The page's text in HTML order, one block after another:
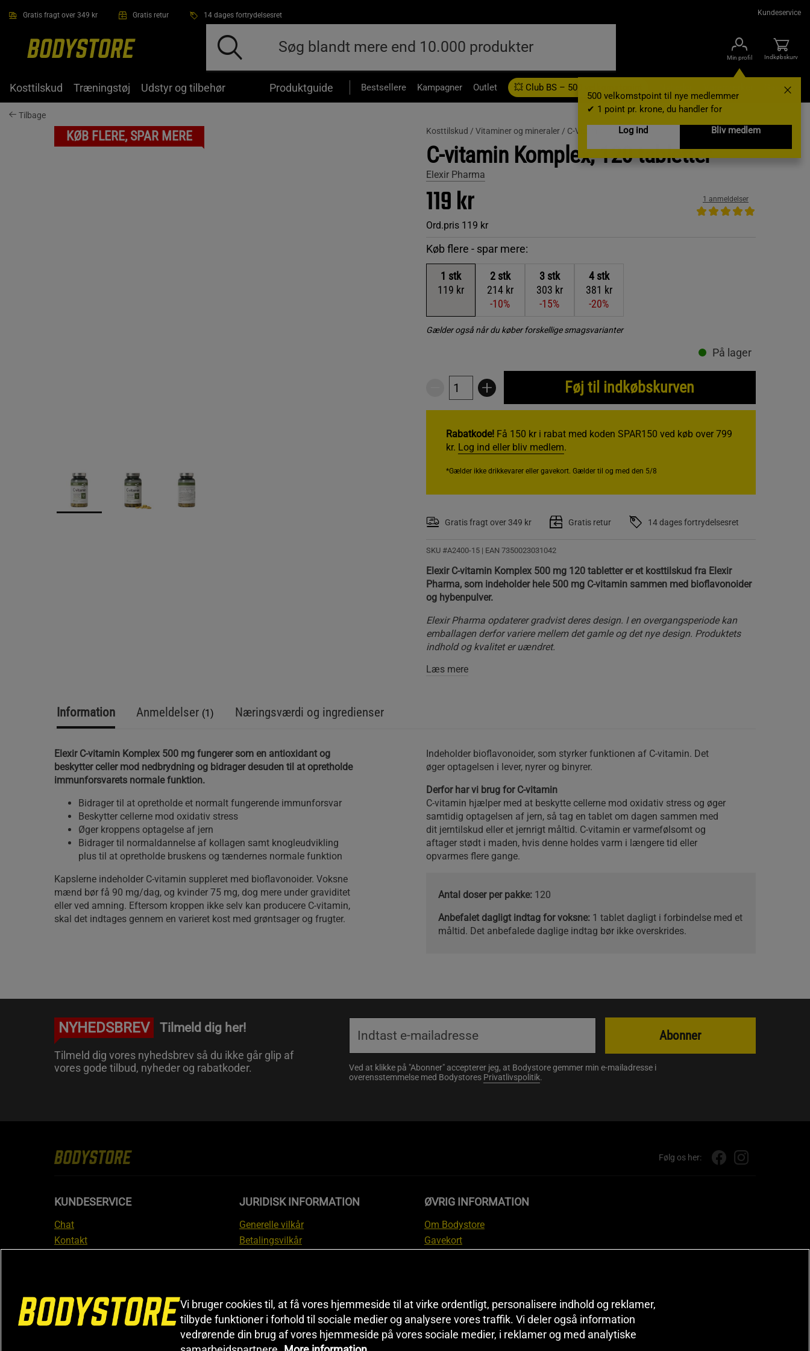
Gratis fragt over 349 kr Gratis retur 14 dages fortrydelsesret Kundeservice
Min profil
500 velkomstpoint til nye medlemmer
✔ 1 point pr. krone, du handler for
Log ind
Bliv medlem
Indkøbskurv
Kosttilskud Træningstøj Udstyr og tilbehør Produktguide Bestsellere Kampagner Outlet 💥 Club BS – 500 velkomstpoint Gavekort
Tilbage
KØB FLERE, SPAR MERE Kosttilskud / Vitaminer og mineraler / C-Vitamin
C-vitamin Komplex, 120 tabletter
Elexir Pharma
119 kr
Ord.pris 119 kr
1 anmeldelser
Køb flere - spar mere:
1 stk
119 kr
2stk
214 kr
-10%
3stk
303 kr
-15%
4stk
381 kr
-20%
Gælder også når du køber forskellige smagsvarianter
På lager
Føj til indkøbskurven
Rabatkode!Få 150 kr i rabat med koden SPAR150 ved køb over 799
kr. Log ind eller bliv medlem.
*Gælder ikke drikkevarer eller gavekort. Gælder til og med den 5/8
Gratis fragt over 349 kr Gratis retur 14 dages fortrydelsesret
SKU #A2400-15 | EAN 7350023031042
Elexir C-vitamin Komplex 500 mg 120 tabletter er et kosttilskud fra Elexir
Pharma, som indeholder hele 500 mg C-vitamin sammen med bioflavonoider
og hybenpulver.
Elexir Pharma opdaterer gradvist deres design. I en overgangsperiode kan
emballagen derfor variere mellem det gamle og det nye design. Produktets
indhold og kvalitet er uændret.
Læs mere
Information Anmeldelser (1) Næringsværdi og ingredienser
Elexir C-vitamin Komplex 500 mg fungerer som en antioxidant og
beskytter celler mod nedbrydning og bidrager desuden til at opretholde
immunforsvarets normale funktion.
Bidrager til at opretholde et normalt fungerende immunforsvar
Beskytter cellerne mod oxidativ stress
Øger kroppens optagelse af jern
Bidrager til normaldannelse af kollagen samt knogleudvikling
plus til at opretholde bruskens og tændernes normale funktion
Kapslerne indeholder C-vitamin suppleret med bioflavonoider. Voksne
mænd bør få 90 mg/dag, og kvinder 75 mg, dog mere under graviditet
eller ved amning. Eftersom kroppen ikke selv kan producere C-vitamin,
skal det indtages gennem en varieret kost med grøntsager og frugter.
Indeholder bioflavonoider, som styrker funktionen af C-vitamin. Det
øger optagelsen i lever, nyrer og binyrer.
Derfor har vi brug for C-vitamin
C-vitamin hjælper med at beskytte cellerne mod oxidativ stress og øger
samtidig optagelsen af jern, så tag en tablet om dagen sammen med
dit jerntilskud eller et jernrigt måltid. C-vitamin er varmefølsomt og
aftager stødt i maden, hvis denne holdes varm i længere tid eller
opvarmes flere gange.
Antal doser per pakke: 120
Anbefalet dagligt indtag for voksne: 1 tablet dagligt i forbindelse med et
måltid. Det anbefalede daglige indtag bør ikke overskrides.
NYHEDSBREV Tilmeld dig her!
Tilmeld dig vores nyhedsbrev så du ikke går glip af
vores gode tilbud, nyheder og rabatkoder.
Ved at klikke på "Abonner" accepterer jeg, at Bodystore gemmer min e-mailadresse i
overensstemmelse med Bodystores Privatlivspolitik.
Abonner
Følg os her:
KUNDESERVICE
Chat
Kontakt
FAQ
JURIDISK INFORMATION
Generelle vilkår
Betalingsvilkår
Prisgaranti
Information om fortrydelsesret og
reklamationer
ØVRIG INFORMATION
Om Bodystore
Gavekort
Sitemap
Black Friday
Artikler & Øvelser
Vi bruger cookies til, at få vores hjemmeside til at virke ordentligt, personalisere indhold og reklamer,
tilbyde funktioner i forhold til sociale medier og analysere vores traffik. Vi deler også information
vedrørende din brug af vores hjemmeside på vores sociale medier, i reklamer og med analytiske